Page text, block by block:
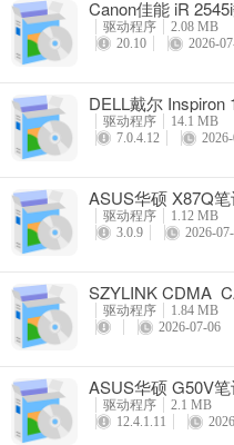
Canon佳能 iR
驱动程序
2.08 MB
20.10
2026-
DELL戴尔 Inspiron
驱动程序
14.1 MB
7.0.4.12
ASUS华硕 X87Q
用程序
驱动程序
1.12 MB
3.0.9
2026-
SZYLINK
驱动程序
1.84 MB
2026-07-06
ASUS华硕 G50V
驱动程序
2.1 MB
12.4.1.11